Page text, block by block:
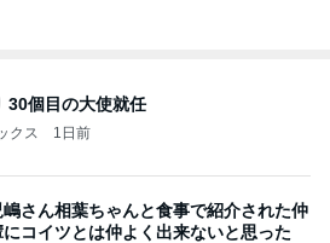
30個目の大使就任
クス 1日前
さん相葉ちゃんと食事で紹介された仲
コイツとは仲よく出来ないと思った